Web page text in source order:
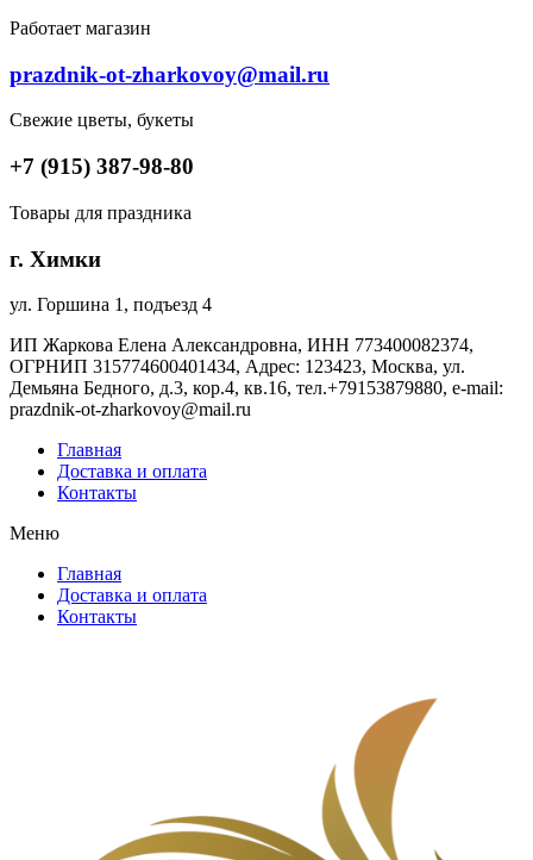
Работает магазин
prazdnik-ot-zharkovoy@mail.ru
Свежие цветы, букеты
+7 (915) 387-98-80
Товары для праздника
г. Химки
ул. Горшина 1, подъезд 4
ИП Жаркова Елена Александровна, ИНН 773400082374,
ОГРНИП 315774600401434, Адрес: 123423, Москва, ул.
Демьяна Бедного, д.3, кор.4, кв.16, тел.+79153879880, e-mail:
prazdnik-ot-zharkovoy@mail.ru
Главная
Доставка и оплата
Контакты
Меню
Главная
Доставка и оплата
Контакты